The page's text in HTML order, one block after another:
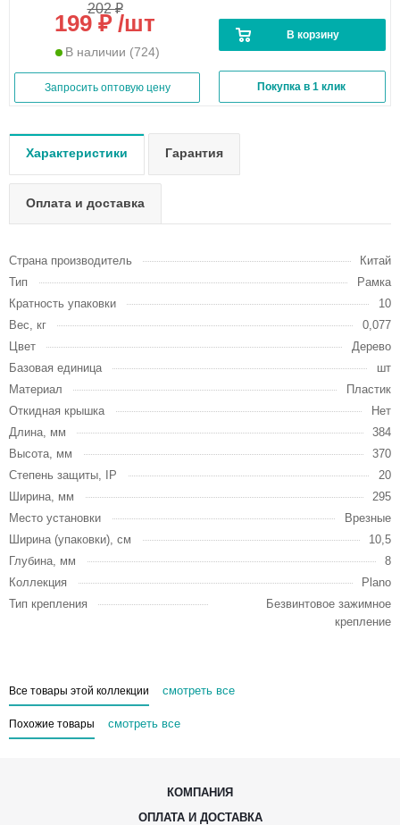
202 ₽
199 ₽ /шт
В наличии (724)
Запросить оптовую цену
В корзину
Покупка в 1 клик
Характеристики Гарантия
Оплата и доставка
Страна производитель
Китай
Тип
Рамка
Кратность упаковки
10
Вес, кг
0,077
Цвет
Дерево
Базовая единица
шт
Материал
Пластик
Откидная крышка
Нет
Длина, мм
384
Высота, мм
370
Степень защиты, IP
20
Ширина, мм
295
Место установки
Врезные
Ширина (упаковки), см
10,5
Глубина, мм
8
Коллекция
Plano
Тип крепления
Безвинтовое зажимное
крепление
Все товары этой коллекции смотреть все
Похожие товары смотреть все
КОМПАНИЯ
ОПЛАТА И ДОСТАВКА